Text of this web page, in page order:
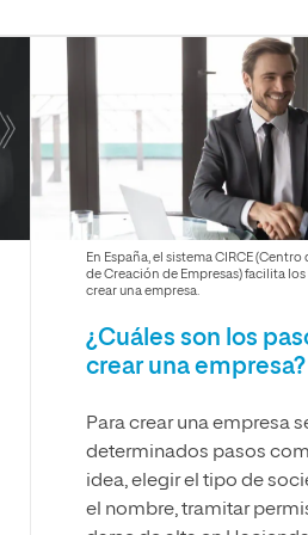
mayores
Máster Universitario en Atención
Máster Universitario en Enseñanza de
como Lengua Extranjera (ELE)
En España, el sistema CIRCE
de Creación de Empresas) facilita los
crear una empresa.
¿Cuáles son los
crear una empresa?
Para crear una empresa
determinados pasos
idea, elegir el tipo de
el nombre, tramitar